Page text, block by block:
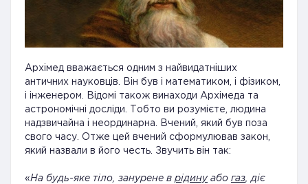
Архімед вважається одним з найвидатніших
античних науковців. Він був і математиком, і фізиком,
і інженером. Відомі також винаходи Архімеда та
астрономічні досліди. Тобто ви розумієте, людина
надзвичайна і неординарна. Вчений, який був поза
свого часу. Отже цей вчений сформулював закон,
який назвали в його честь. Звучить він так:
«На будь-яке тіло, занурене в рідинуабо газ, діє